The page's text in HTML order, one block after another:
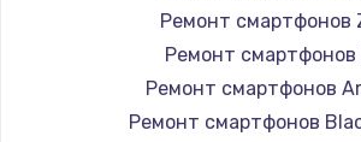
Ремонт смартфонов
Ремонт смартфонов
Ремонт смартфонов
Ремонт смартфонов